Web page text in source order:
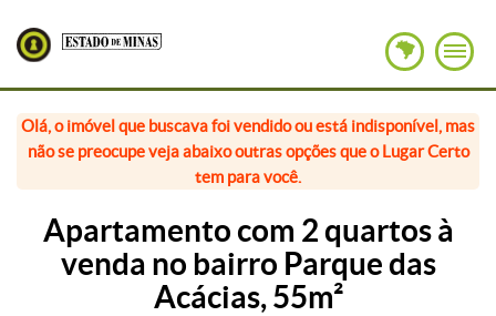
Olá, o imóvel que buscava foi vendido ou está indisponível, mas
não se preocupe veja abaixo outras opções que o Lugar Certo
tem para você.
Apartamento com 2 quartos à
venda no bairro Parque das
Acácias, 55m²